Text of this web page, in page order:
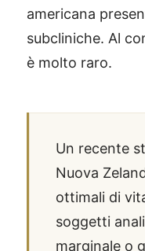
americana
subcliniche. Al
è molto raro.
Un recente
Nuova
ottimali di
soggetti
marginale o